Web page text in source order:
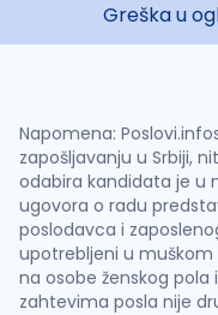
Greška u
Napomena:
zapošljavanju u Srbiji,
odabira kandidata je u
ugovora o radu
poslodavca i
upotrebljeni u muškom
na osobe ženskog
zahtevima posla nije